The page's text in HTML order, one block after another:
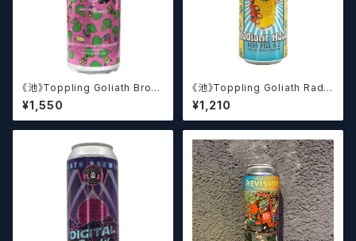
《池》Toppling Goliath Brocc
oli Special Reserve (Other
Halfコラボ) (473ml) / ブロッ
コリースペシャルリザーブ【クラ
¥1,550
《池》Toppling Goliath Radia
nt Haze (473ml) / レディアン
ト ヘイズ【クラフトビール】
¥1,210